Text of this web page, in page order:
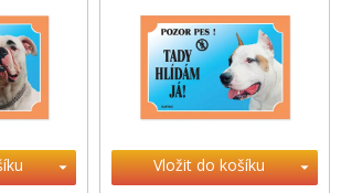
Vložit do košíku